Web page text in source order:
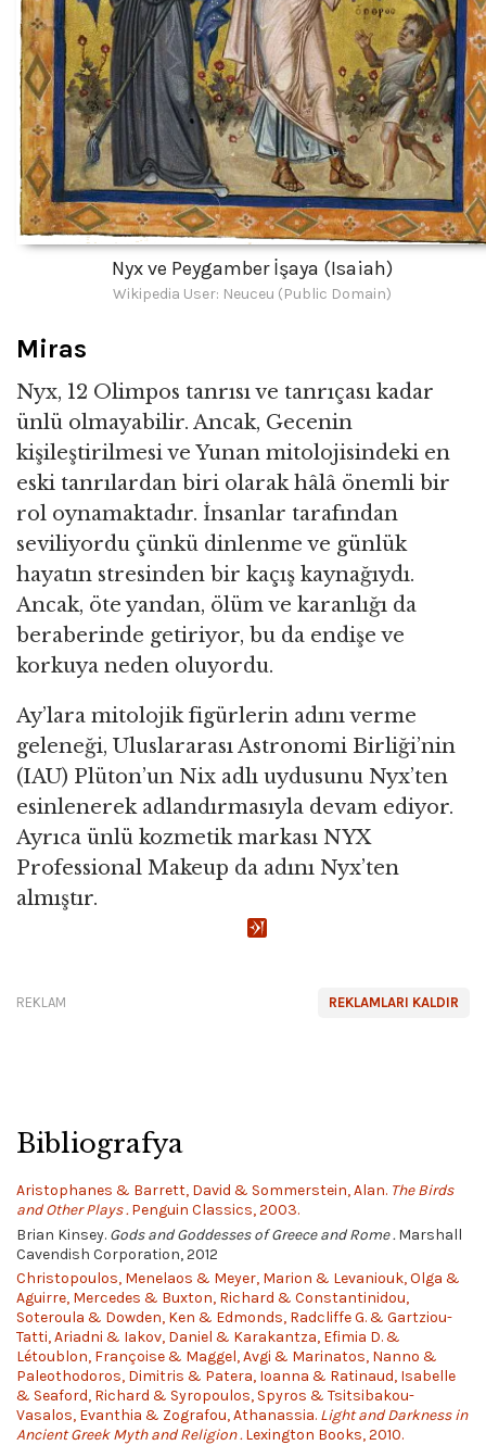
Nyx ve Peygamber İşaya (Isaiah)
Wikipedia User: Neuceu (Public Domain)
Miras
Nyx, 12 Olimpos tanrısı ve tanrıçası kadar
ünlü olmayabilir. Ancak, Gecenin
kişileştirilmesi ve Yunan mitolojisindeki en
eski tanrılardan biri olarak hâlâ önemli bir
rol oynamaktadır. İnsanlar tarafından
seviliyordu çünkü dinlenme ve günlük
hayatın stresinden bir kaçış kaynağıydı.
Ancak, öte yandan, ölüm ve karanlığı da
beraberinde getiriyor, bu da endişe ve
korkuya neden oluyordu.
Ay’lara mitolojik figürlerin adını verme
geleneği, Uluslararası Astronomi Birliği’nin
(IAU) Plüton’un Nix adlı uydusunu Nyx’ten
esinlenerek adlandırmasıyla devam ediyor.
Ayrıca ünlü kozmetik markası NYX
Professional Makeup da adını Nyx’ten
almıştır.
REKLAMLARI KALDIR
REKLAM
Bibliografya
Aristophanes & Barrett, David & Sommerstein, Alan. The Birds
and Other Plays .Penguin Classics, 2003.
Brian Kinsey. Gods and Goddesses of Greece and Rome .Marshall
Cavendish Corporation, 2012
Christopoulos, Menelaos & Meyer, Marion & Levaniouk, Olga &
Aguirre, Mercedes & Buxton, Richard & Constantinidou,
Soteroula & Dowden, Ken & Edmonds, Radcliffe G. & Gartziou-
Tatti, Ariadni & Iakov, Daniel & Karakantza, Efimia D. &
Létoublon, Françoise & Maggel, Avgi & Marinatos, Nanno &
Paleothodoros, Dimitris & Patera, Ioanna & Ratinaud, Isabelle
& Seaford, Richard & Syropoulos, Spyros & Tsitsibakou-
Vasalos, Evanthia & Zografou, Athanassia. Light and Darkness in
Ancient Greek Myth and Religion .Lexington Books, 2010.